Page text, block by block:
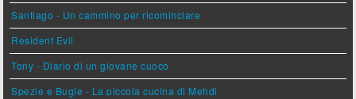
Santiago - Un cammino per ricominciare
Resident Evil
Tony - Diario di un giovane cuoco
Spezie e Bugie - La piccola cucina di Mehdi